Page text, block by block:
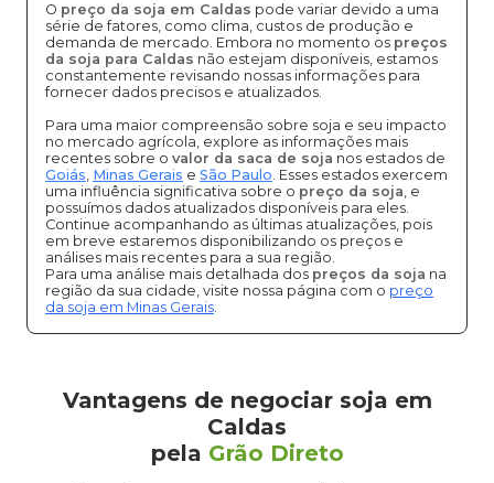
O preço da soja em Caldas pode variar devido a uma
série de fatores, como clima, custos de produção e
demanda de mercado. Embora no momento os preços
da soja para Caldas não estejam disponíveis, estamos
constantemente revisando nossas informações para
fornecer dados precisos e atualizados.
Para uma maior compreensão sobre soja e seu impacto
no mercado agrícola, explore as informações mais
recentes sobre o valor da saca de soja nos estados de
Goiás, Minas Gerais e São Paulo. Esses estados exercem
uma influência significativa sobre o preço da soja, e
possuímos dados atualizados disponíveis para eles.
Continue acompanhando as últimas atualizações, pois
em breve estaremos disponibilizando os preços e
análises mais recentes para a sua região.
Para uma análise mais detalhada dos preços da soja na
região da sua cidade, visite nossa página com o preço
da soja em Minas Gerais.
Vantagens de negociar soja em
Caldas
pela Grão Direto